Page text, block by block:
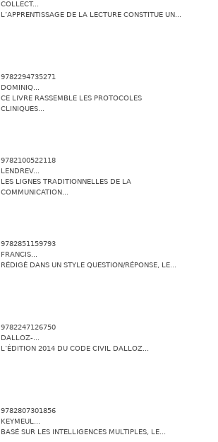
COLLECT...
L’APPRENTISSAGE DE LA LECTURE CONSTITUE UN...
9782294735271
DOMINIQ...
CE LIVRE RASSEMBLE LES PROTOCOLES
CLINIQUES...
9782100522118
LENDREV...
LES LIGNES TRADITIONNELLES DE LA
COMMUNICATION...
9782851159793
FRANCIS...
RÉDIGÉ DANS UN STYLE QUESTION/RÉPONSE, LE...
9782247126750
DALLOZ-...
L’ÉDITION 2014 DU CODE CIVIL DALLOZ...
9782807301856
KEYMEUL...
BASÉ SUR LES INTELLIGENCES MULTIPLES, LE...